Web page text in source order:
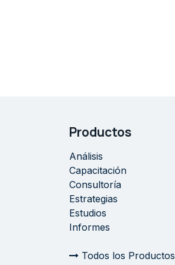
Productos
Análisis
Capacitación
Consultoría
Estrategias
Estudios
Informes
Todos los Productos